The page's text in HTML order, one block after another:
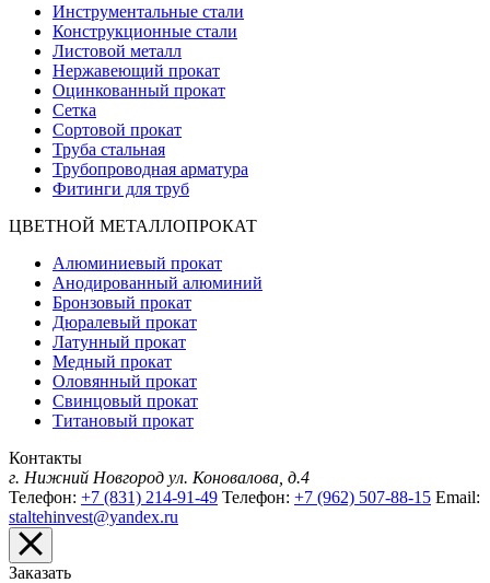
Инструментальные стали
Конструкционные стали
Листовой металл
Нержавеющий прокат
Оцинкованный прокат
Сетка
Сортовой прокат
Труба стальная
Трубопроводная арматура
Фитинги для труб
ЦВЕТНОЙ МЕТАЛЛОПРОКАТ
Алюминиевый прокат
Анодированный алюминий
Бронзовый прокат
Дюралевый прокат
Латунный прокат
Медный прокат
Оловянный прокат
Свинцовый прокат
Титановый прокат
Контакты
г. Нижний Новгород ул. Коновалова, д.4
Телефон: +7 (831) 214-91-49 Телефон: +7 (962) 507-88-15 Email:
staltehinvest@yandex.ru
Заказать